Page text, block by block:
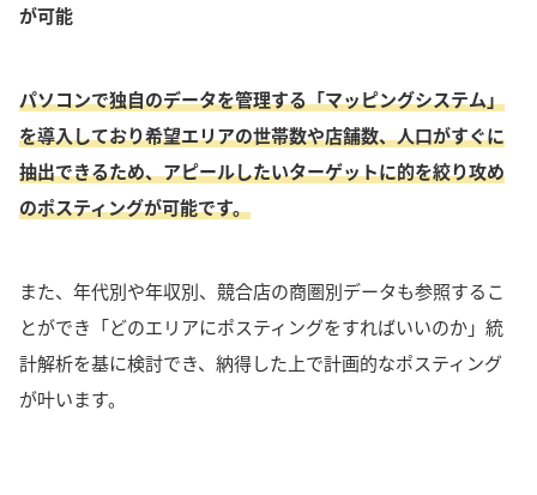
が可能
パソコンで独自のデータを管理する「マッピングシステム」
を導入しており希望エリアの世帯数や店舗数、人口がすぐに
抽出できるため、アピールしたいターゲットに的を絞り攻め
のポスティングが可能です。
また、年代別や年収別、競合店の商圏別データも参照するこ
とができ「どのエリアにポスティングをすればいいのか」統
計解析を基に検討でき、納得した上で計画的なポスティング
が叶います。